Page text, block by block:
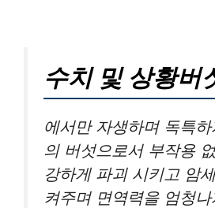
수치 및 상황버
에서만 자생하며 독특
의 버섯으로서 부작용
강하게 파괴 시키고 암
켜주며 면역력을 엄청